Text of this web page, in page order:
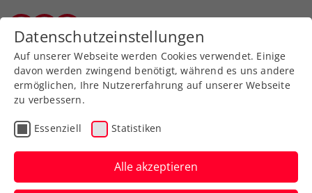
Zurück zur Newsübersicht
Vorarlberg
ITF-Juniors in Istanbul:
Emily Meyer gewinnt
Datenschutzeinstellungen
Auf unserer Webseite werden Cookies verwendet. Einige
davon werden zwingend benötigt, während es uns andere
ermöglichen, Ihre Nutzererfahrung auf unserer Webseite
zu verbessern.
Essenziell Statistiken
Alle akzeptieren